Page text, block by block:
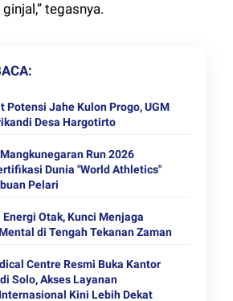
tegasnya.
Potensi Jahe Kulon Progo, UGM
Desa Hargotirto
Run 2026
Dunia "World Athletics"
Pelari
Otak, Kunci Menjaga
di Tengah Tekanan Zaman
Centre Resmi Buka Kantor
Solo, Akses Layanan
Kini Lebih Dekat